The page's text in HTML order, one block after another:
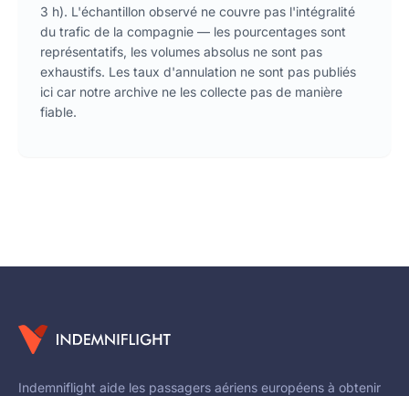
3 h). L'échantillon observé ne couvre pas l'intégralité
du trafic de la compagnie — les pourcentages sont
représentatifs, les volumes absolus ne sont pas
exhaustifs. Les taux d'annulation ne sont pas publiés
ici car notre archive ne les collecte pas de manière
fiable.
Indemniflight aide les passagers aériens européens à obtenir